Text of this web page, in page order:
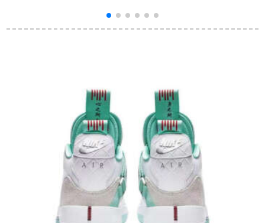
5965,300 CD 5965-
型は高くて摩擦に耐
えます。滑り止めの